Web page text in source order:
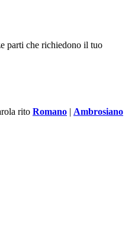
parti che richiedono il tuo
rito Romano | Ambrosiano